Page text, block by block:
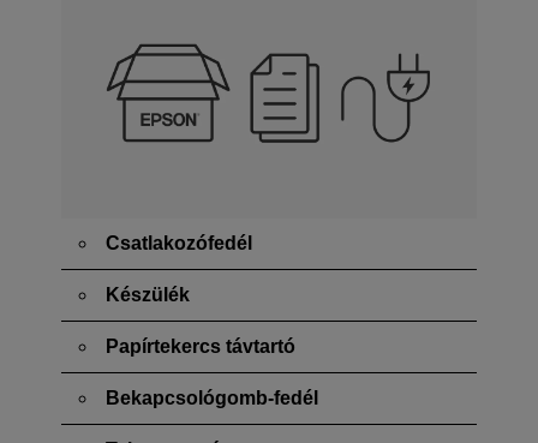
Csatlakozófedél
Készülék
Papírtekercs távtartó
Bekapcsológomb-fedél